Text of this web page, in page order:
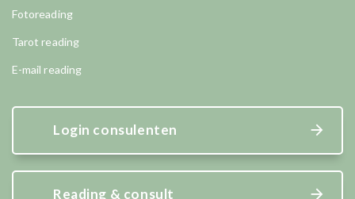
Fotoreading
Tarot reading
E-mail reading
Login consulenten
Reading & consult